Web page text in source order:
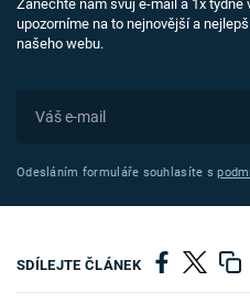
Zanechte nám svůj e-mail a 1x týdně
upozorníme na to nejnovější a
našeho webu.
Odesláním formuláře souhlasíte s
SDÍLEJTE ČLÁNEK